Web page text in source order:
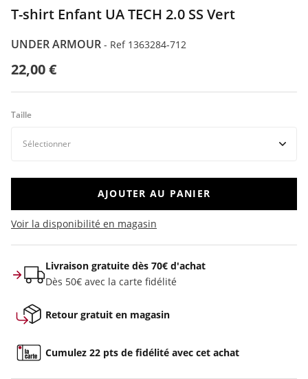
T-shirt Enfant UA TECH 2.0 SS Vert
UNDER ARMOUR - Ref 1363284-712
22,00 €
Taille
AJOUTER AU PANIER
Voir la disponibilité en magasin
Livraison gratuite dès 70€ d'achat
Dès 50€ avec la carte fidélité
Retour gratuit en magasin
Cumulez 22 pts de fidélité avec cet achat